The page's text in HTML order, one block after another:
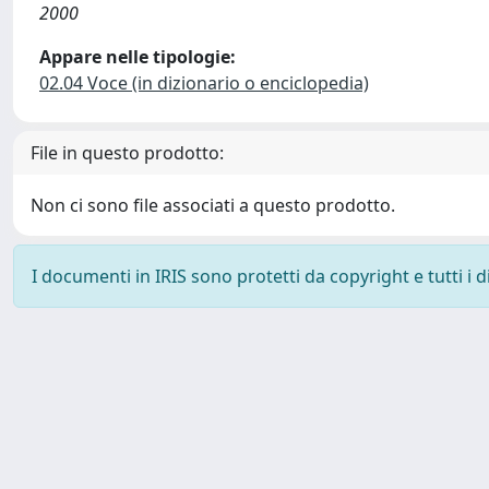
2000
Appare nelle tipologie:
02.04 Voce (in dizionario o enciclopedia)
File in questo prodotto:
Non ci sono file associati a questo prodotto.
I documenti in IRIS sono protetti da copyright e tutti i